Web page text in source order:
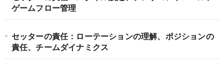
ゲームフロー管理
セッターの責任：ローテーションの理解、ポジションの
責任、チームダイナミクス